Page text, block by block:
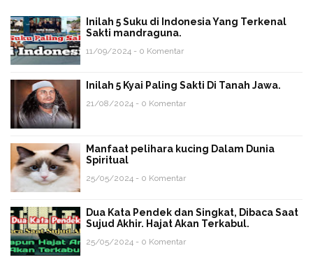
Inilah 5 Suku di Indonesia Yang Terkenal
Sakti mandraguna.
11/09/2024 - 0 Komentar
Inilah 5 Kyai Paling Sakti Di Tanah Jawa.
21/08/2024 - 0 Komentar
Manfaat pelihara kucing Dalam Dunia
Spiritual
25/05/2024 - 0 Komentar
Dua Kata Pendek dan Singkat, Dibaca Saat
Sujud Akhir. Hajat Akan Terkabul.
25/05/2024 - 0 Komentar